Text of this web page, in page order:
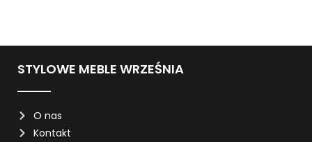
STYLOWE MEBLE WRZEŚNIA
O nas
Kontakt